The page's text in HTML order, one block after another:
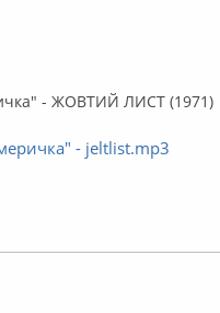
- ЖОВТИЙ ЛИСТ (1971)
- jeltlist.mp3